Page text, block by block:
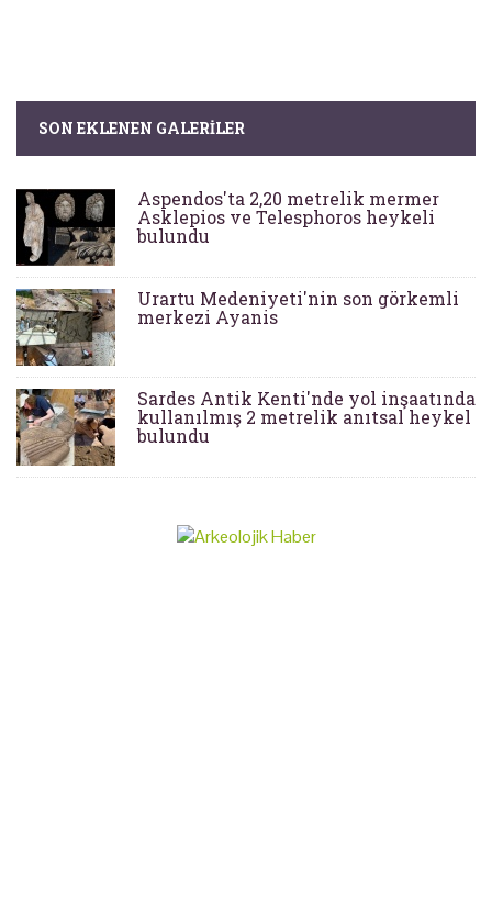
SON EKLENEN GALERILER
Aspendos'ta 2,20 metrelik mermer
Asklepios ve Telesphoros heykeli
bulundu
Urartu Medeniyeti'nin son görkemli
merkezi Ayanis
Sardes Antik Kenti'nde yol inşaatında
kullanılmış 2 metrelik anıtsal heykel
bulundu